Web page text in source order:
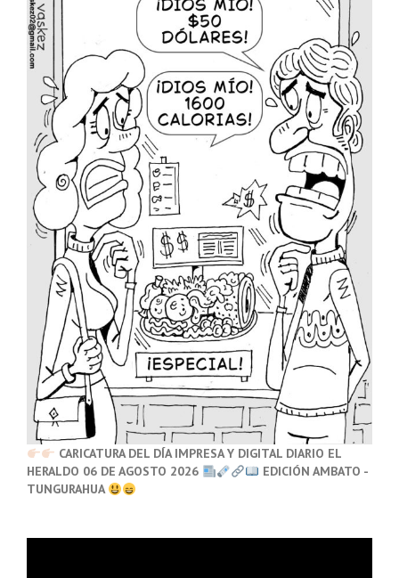
CARICATURA DEL DÍA IMPRESA Y DIGITAL DIARIO EL
HERALDO 06 DE AGOSTO 2026
EDICIÓN AMBATO -
TUNGURAHUA